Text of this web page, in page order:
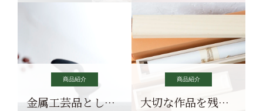
商品紹介
金属工芸品としての文鎮
商品紹介
大切な作品を残す作品保存商品